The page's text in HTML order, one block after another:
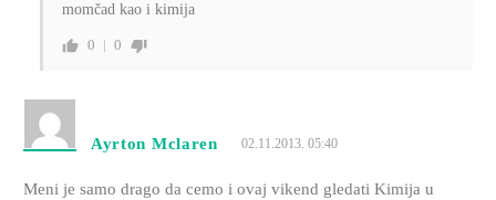
momčad kao i kimija
0 0
Ayrton Mclaren 02.11.2013. 05:40
Meni je samo drago da cemo i ovaj vikend gledati Kimija u